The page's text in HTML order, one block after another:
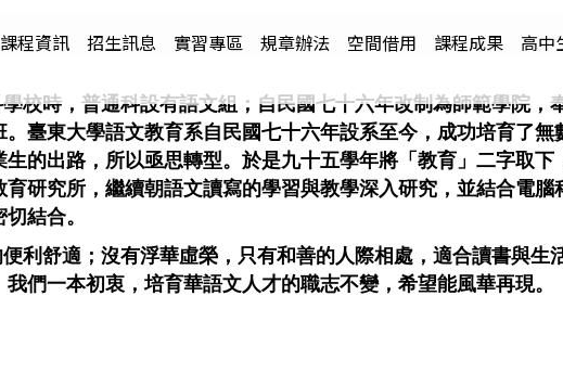
課程資訊 招生訊息 實習專區 規章辦法 空間借用 課程成果 高中
校時，普通科設有語文組；自民國七十六年改制為師範學院，
臺東大學語文教育系自民國七十六年設系至今，成功培育了無
的出路，所以亟思轉型。於是九十五學年將「教育」二字取下
研究所，繼續朝語文讀寫的學習與教學深入研究，並結合電腦
結合。
利舒適；沒有浮華虛榮，只有和善的人際相處，適合讀書與生
們一本初衷，培育華語文人才的職志不變，希望能風華再現。